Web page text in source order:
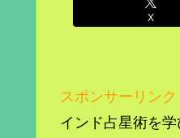
X
スポンサーリンク
インド占星術を